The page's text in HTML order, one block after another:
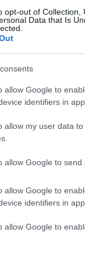
opt-out of Collection,
Data that Is
allow Google to
identifiers in
allow my user data
allow Google to
allow Google to
identifiers in
allow Google to
5 évesen a
a gyerekek
Zsolt
énjüket, igazán jó